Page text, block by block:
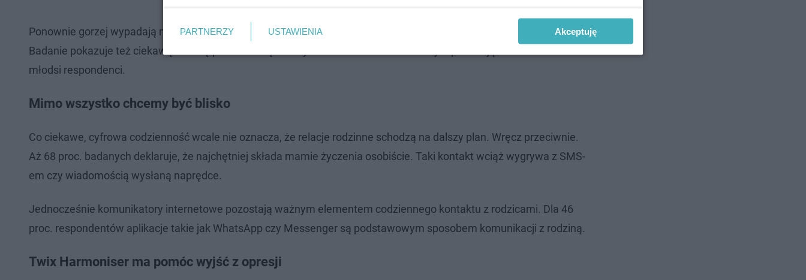
Ponownie gorzej wypadają mężczyźni – 39 proc. z nich przyznało, że nie zawsze zdążyło z życzeniami na czas.
Badanie pokazuje też ciekawą różnicę pokoleniową. Osoby w wieku 25–35 lat rzadziej zapominają o Dniu Matki niż
młodsi respondenci.
Mimo wszystko chcemy być blisko
Co ciekawe, cyfrowa codzienność wcale nie oznacza, że relacje rodzinne schodzą na dalszy plan. Wręcz przeciwnie.
Aż 68 proc. badanych deklaruje, że najchętniej składa mamie życzenia osobiście. Taki kontakt wciąż wygrywa z SMS-
em czy wiadomością wysłaną naprędce.
Jednocześnie komunikatory internetowe pozostają ważnym elementem codziennego kontaktu z rodzicami. Dla 46
proc. respondentów aplikacje takie jak WhatsApp czy Messenger są podstawowym sposobem komunikacji z rodziną.
Twix Harmoniser ma pomóc wyjść z opresji
PARTNERZY USTAWIENIA Akceptuję